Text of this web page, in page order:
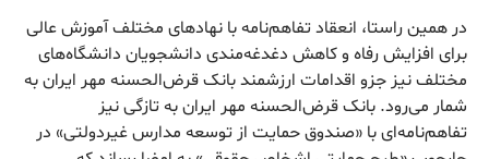
در همین راستا، انعقاد تفاهم‌نامه با نهادهای مختلف آموزش عالی
برای افزایش رفاه و کاهش دغدغه‌مندی دانشجویان دانشگاه‌های
مختلف نیز جزو اقدامات ارزشمند بانک قرض‌الحسنه مهر ایران به
شمار می‌رود. بانک قرض‌‌الحسنه مهر ایران به ‌تازگی نیز
تفاهم‌نامه‌ای با «صندوق حمایت از توسعه مدارس غیردولتی» در